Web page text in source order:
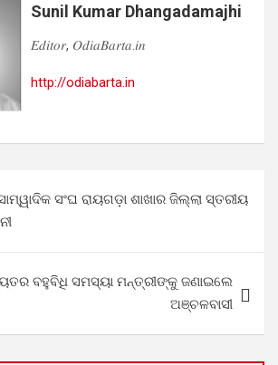
Sunil Kumar Dhangadamajhi
𝐸𝑑𝑖𝑡𝑜𝑟, 𝑂𝑑𝑖𝑎𝐵𝑎𝑟𝑡𝑎.𝑖𝑛
http://odiabarta.in
ସଂଘ ରାୟଗଡ଼ା ଶାଖାର ଜିଲ୍ଲା ସ୍ତରୀୟ
ବହୁବିଧି ସମସ୍ୟା ମନ୍ତ୍ରୀଙ୍କୁ ଜଣାଇଲେ
ଅଞ୍ଚଳବାସୀ